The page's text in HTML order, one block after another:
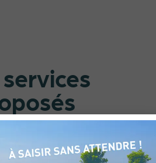
Services
Valence